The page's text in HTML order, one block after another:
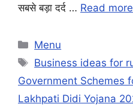
सबसे बड़ा दर्द … Read more
Categories
Menu
Tags
Business ideas for
Government Schemes
Lakhpati Didi Yojana